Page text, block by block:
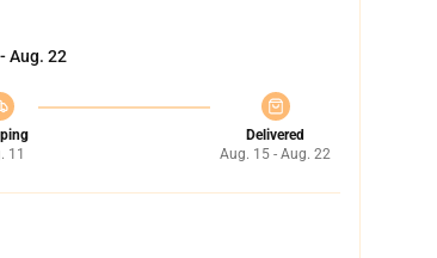
Aug. 22
11
Delivered
Aug. 15 - Aug. 22